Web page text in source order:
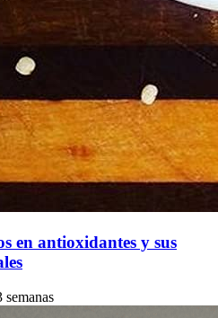
en antioxidantes y sus
semanas